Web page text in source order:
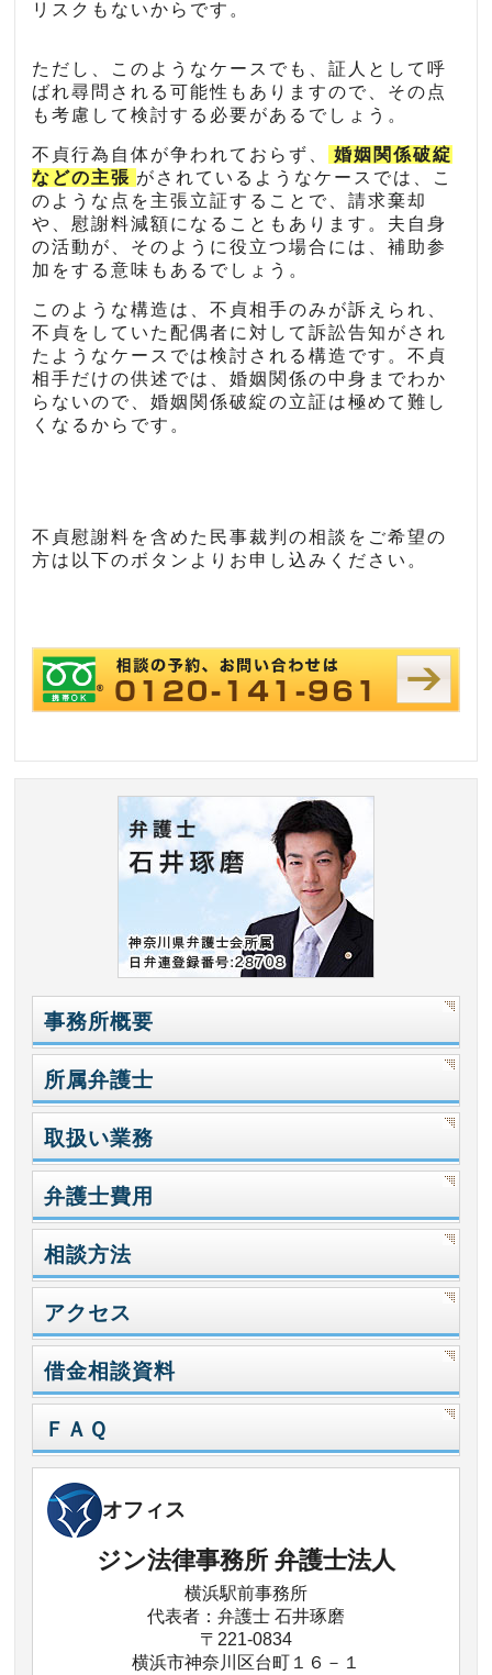
リスクもないからです。
ただし、このようなケースでも、証人として呼
ばれ尋問される可能性もありますので、その点
も考慮して検討する必要があるでしょう。
不貞行為自体が争われておらず、
婚姻関係破綻
などの主張 がされているようなケースでは、こ
のような点を主張立証することで、請求棄却
や、慰謝料減額になることもあります。夫自身
の活動が、そのように役立つ場合には、補助参
加をする意味もあるでしょう。
このような構造は、不貞相手のみが訴えられ、
不貞をしていた配偶者に対して訴訟告知がされ
たようなケースでは検討される構造です。不貞
相手だけの供述では、婚姻関係の中身までわか
らないので、婚姻関係破綻の立証は極めて難し
くなるからです。
不貞慰謝料を含めた民事裁判の相談をご希望の
方は以下のボタンよりお申し込みください。
事務所概要
所属弁護士
取扱い業務
弁護士費用
相談方法
アクセス
借金相談資料
ＦＡＱ
オフィス
ジン法律事務所 弁護士法人
横浜駅前事務所
代表者：弁護士 石井琢磨
〒221-0834
横浜市神奈川区台町１６－１